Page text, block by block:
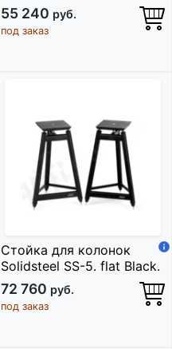
55 240 руб.
под заказ
Стойка для колонок
Solidsteel SS-5. flat Black.
72 760 руб.
под заказ